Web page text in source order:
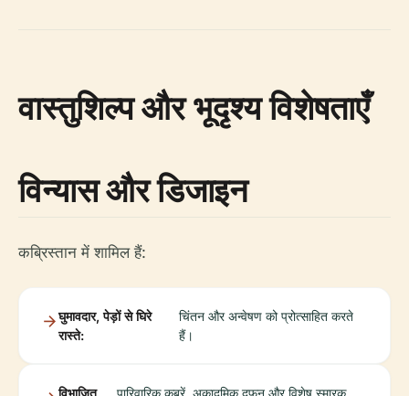
वास्तुशिल्प और भूदृश्य विशेषताएँ
विन्यास और डिजाइन
कब्रिस्तान में शामिल हैं:
घुमावदार, पेड़ों से घिरे
रास्ते:
चिंतन और अन्वेषण को प्रोत्साहित करते
हैं।
विभाजित
पारिवारिक कब्रें, अकादमिक दफन और विशेष स्मारक